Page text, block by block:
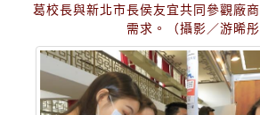
葛校長與新北市長侯友宜共同參觀廠
需求。（攝影／游晞彤